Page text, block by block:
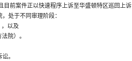
目前案件正以快速程序上诉至华盛顿特区巡回上诉
处于不同审理阶段：
，以及
院）。
。